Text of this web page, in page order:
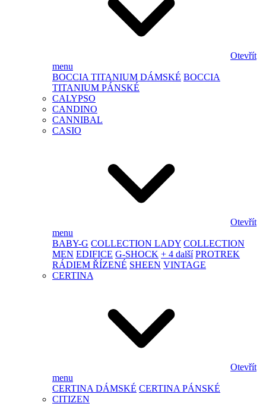
Otevřít
menu
BOCCIA TITANIUM DÁMSKÉ BOCCIA
TITANIUM PÁNSKÉ
CALYPSO
CANDINO
CANNIBAL
CASIO
Otevřít
menu
BABY-G COLLECTION LADY COLLECTION
MEN EDIFICE G-SHOCK + 4 další PROTREK
RÁDIEM ŘÍZENÉ SHEEN VINTAGE
CERTINA
Otevřít
menu
CERTINA DÁMSKÉ CERTINA PÁNSKÉ
CITIZEN